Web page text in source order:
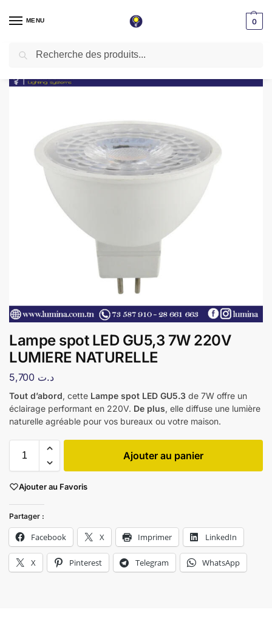
MENU 0
Accueil / Lampe LED / Lampe spot
Lampe spot LED GU5,3 7W 220V
LUMIERE NATURELLE
د.ت
Tout d’abord, cette Lampe spot LED GU5.3 de 7W offre un
éclairage performant en 220V. De plus, elle diffuse une lumière
naturelle agréable pour vos bureaux ou votre maison.
Ajouter au panier
Ajouter au Favoris
Partager :
Facebook X Imprimer LinkedIn
X Pinterest Telegram WhatsApp